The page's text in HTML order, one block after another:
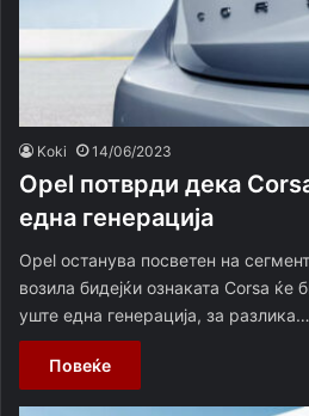
Koki 14/06/2023
Opel потврди дека
една генерација
Opel останува посветен на
возила бидејќи ознаката Corsa ќе
уште една генерација, за разлика…
Повеќе